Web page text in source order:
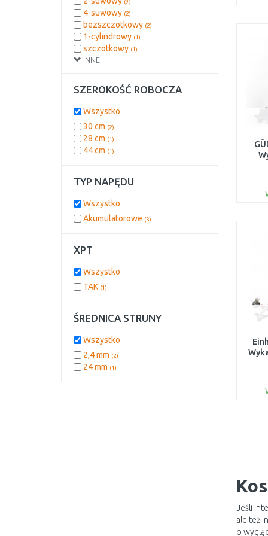
Jeśli
ale też
o
46 cm
INNE
(9)
4-suwowy (2)
bezszczotkowy (2)
1-cylindrowy (1)
szczotkowy (1)
SZEROKOŚĆ ROBOCZA
Wszystko
30 cm (2)
28 cm (1)
44 cm (1)
TYP NAPĘDU
Wszystko
Akumulatorowe (3)
XPT
Wszystko
TAK (1)
ŚREDNICA STRUNY
Wszystko
2,4 mm (2)
24 mm (1)